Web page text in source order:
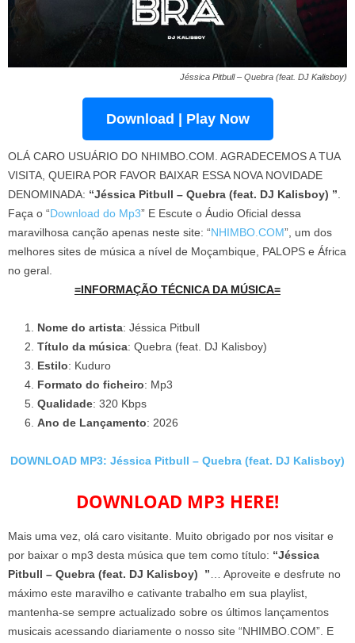
Jéssica Pitbull – Quebra (feat. DJ Kalisboy)
Download | Play Now
OLÁ CARO USUÁRIO DO NHIMBO.COM. AGRADECEMOS A TUA
VISITA, QUEIRA POR FAVOR BAIXAR ESSA NOVA NOVIDADE
DENOMINADA: “Jéssica Pitbull – Quebra (feat. DJ Kalisboy) ”
Faça o “Download do Mp3” E Escute o Áudio Oficial dessa
maravilhosa canção apenas neste site: “NHIMBO.COM”, um dos
melhores sites de música a nível de Moçambique, PALOPS e África
no geral.
=INFORMAÇÃO TÉCNICA DA MÚSICA=
Nome do artista: Jéssica Pitbull
Título da música: Quebra (feat. DJ Kalisboy)
Estilo: Kuduro
Formato do ficheiro: Mp3
Qualidade: 320 Kbps
Ano de Lançamento: 2026
DOWNLOAD MP3: Jéssica Pitbull – Quebra (feat. DJ Kalisboy)
DOWNLOAD MP3 HERE!
Mais uma vez, olá caro visitante. Muito obrigado por nos visitar e
por baixar o mp3 desta música que tem como título: “Jéssica
Pitbull – Quebra (feat. DJ Kalisboy) ” … Aproveite e desfrute no
máximo este maravilho e cativante trabalho em sua playlist,
mantenha-se sempre actualizado sobre os últimos lançamentos
musicais acessando diariamente o nosso site “NHIMBO.COM”. E